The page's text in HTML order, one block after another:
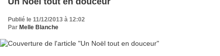
Publié le 11/12/2013 à 12:02
Par Melle Blanche